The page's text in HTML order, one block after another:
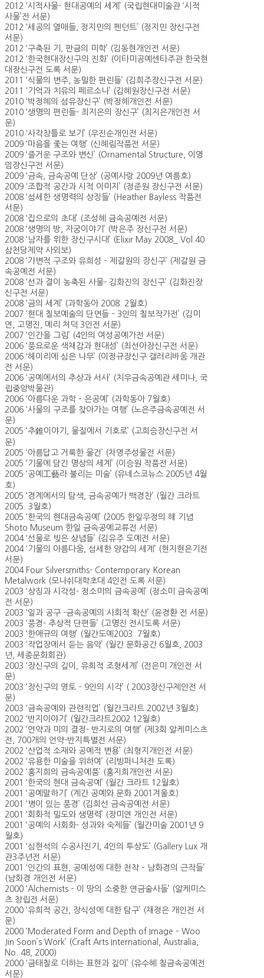
2012 ‘시적사물- 현대공예의 세계’ (국립현대미술관 ‘시적
사물’전 서문)
2012 ‘세공의 열매들, 정지민의 펜던트’ (정지민 장신구전
서문)
2012 ‘구축된 기, 판금의 미학’ (김동현개인전 서문)
2012 ‘한국현대장신구의 진화’ (이타미공예센타주관 한국현
대장신구전 도록 서문)
2011 ‘식물의 변주, 농밀한 편린들’ (김희주장신구전 서문)
2011 ‘기억과 치유의 페르소나’ (김혜원장신구전 서문)
2010 ‘박정혜의 섬유장신구’ (박정혜개인전 서문)
2010 ‘생명의 편린들- 최지은의 장신구’ (최지은개인전 서
문)
2010 ‘사각창틀로 보기’ (우진순개인전 서문)
2009 ‘마음을 좇는 여행’ (신혜림작품전 서문)
2009 ‘즐거운 구조와 변신’ (Ornamental Structure, 이영
임장신구전 서문)
2009 ‘금속, 금속공예 단상’ (공예사랑 2009년 여름호)
2009 ‘조합적 공간과 시적 이미지’ (정준원 장신구전 서문)
2008 ‘섬세한 생명력의 상징들’ (Heather Bayless 작품전
서문)
2008 ‘집으로의 초대’ (조성혜 금속공예전 서문)
2008 ‘생명의 방, 자궁이야기’ (박은주 장신구전 서문)
2008 ‘남자를 위한 장신구시대’ (Elixir May 2008_ Vol.40
삼천당제약 사외보)
2008 ‘가변적 구조와 유희성 – 제갈원의 장신구’ (제갈원 금
속공예전 서문)
2008 ‘선과 결이 농축된 사물- 김화진의 장신구’ (김화진장
신구전 서문)
2008 ‘금의 세계’ (과학동아 2008. 2월호)
2007 ‘현대 칠보예술의 단면들 – 3인의 칠보작가전’ (김미
연, 고명진, 메리 처덕 3인전 서문)
2007 ‘인간을 그림’ (4인의 여성공예가전 서문)
2006 ‘풍요로운 색채감과 현대성’ (최선아장신구전 서문)
2006 ‘헤이리에 심은 나무’ (이정규장신구 갤러리바움 개관
전 서문)
2006 ‘공예에서의 추상과 서사’ (치우금속공예관 세미나, 국
립중앙박물관)
2006 ‘아름다운 과학 – 은공예’ (과학동아 7월호)
2006 ‘사물의 구조를 찾아가는 여행’ (노은주금속공예전 서
문)
2005 ‘추錐이야기, 물질에서 기호로’ (고희승장신구전 서
문)
2005 ‘아름답고 거룩한 물건’ (차영주성물전 서문)
2005 ‘기물에 담긴 명상의 세계’ (이승원 작품전 서문)
2005 ‘공예工藝라 불리는 미술’ (유네스코뉴스 2005년 4월
호)
2005 ‘경계에서의 탐색, 금속공예가 백경찬’ (월간 크라트
2005. 3월호)
2005 ‘한국의 현대금속공예’ (2005 한일우정의 해 기념
Shoto Museum 한일 금속공예교류전 서문)
2004 ‘선물로 빚은 상념들’ (김유주 도예전 서문)
2004 ‘기물의 아름다움, 섬세한 양감의 세계’ (현지현은기전
서문)
2004 Four Silversmiths- Contemporary Korean
Metalwork (모나쉬대학초대 4인전 도록 서문)
2003 ‘상징과 시각성- 정소미의 금속공예’ (정소미 금속공예
전 서문)
2003 ‘일과 공구 -금속공예의 사회적 확산’ (윤경환 전 서문)
2003 ‘풍경- 추상적 단편들’ (고명진 전시도록 서문)
2003 ‘한애규의 여행’ (월간도예2003. 7월호)
2003 ‘작업장에서 듣는 음악’ (월간 문화공간 6월호, 2003
년, 세종문화회관)
2003 ‘장신구의 깊이, 유희적 조형세계’ (전은미 개인전 서
문)
2003 ‘장신구의 영토 – 9인의 시각’ ( 2003장신구제안전 서
문)
2003 ‘금속공예와 관련직업’ (월간크라트 2002년 3월호)
2002 ‘반지이야기’ (월간크라트2002 12월호)
2002 ‘언약과 미의 결정- 반지로의 여행’ (제3회 알케미스츠
전, 700개의 언약-반지특별전 서문)
2002 ‘산업적 소재와 공예적 변용’ (최형지개인전 서문)
2002 ‘유용한 미술을 위하여’ (리빙퍼니처전 도록)
2002 ‘홍지희의 금속공예품’ (홍지희개인전 서문)
2001 ‘한국의 현대 금속공예’ (월간 크라트 12월호)
2001 ‘공예말하기’ (계간 공예와 문화 2001겨울호)
2001 ‘병이 있는 풍경’ (김희선 금속공예전 서문)
2001 ‘회화적 밀도와 생명력’ (장미연 개인전 서문)
2001 ‘공예의 사회화- 성과와 숙제들’ (월간미술 2001년 9
월호)
2001 ‘심현석의 수공사진기, 4인의 투상도’ (Gallery Lux 개
관3주년전 서문)
2001 ‘인간의 표현, 공예성에 대한 천착 – 남화경의 근작들’
(남화경 개인전 서문)
2000 ‘Alchemists – 이 땅의 소중한 연금술사들’ (알케미스
츠 창립전 서문)
2000 ‘유희적 공간, 장식성에 대한 탐구’ (채정은 개인전 서
문)
2000 ‘Moderated Form and Depth of Image – Woo
Jin Soon’s Work’ (Craft Arts International, Australia,
No. 48, 2000)
2000 ‘금태칠로 더하는 표현과 깊이’ (유수혜 칠금속공예전
서문)